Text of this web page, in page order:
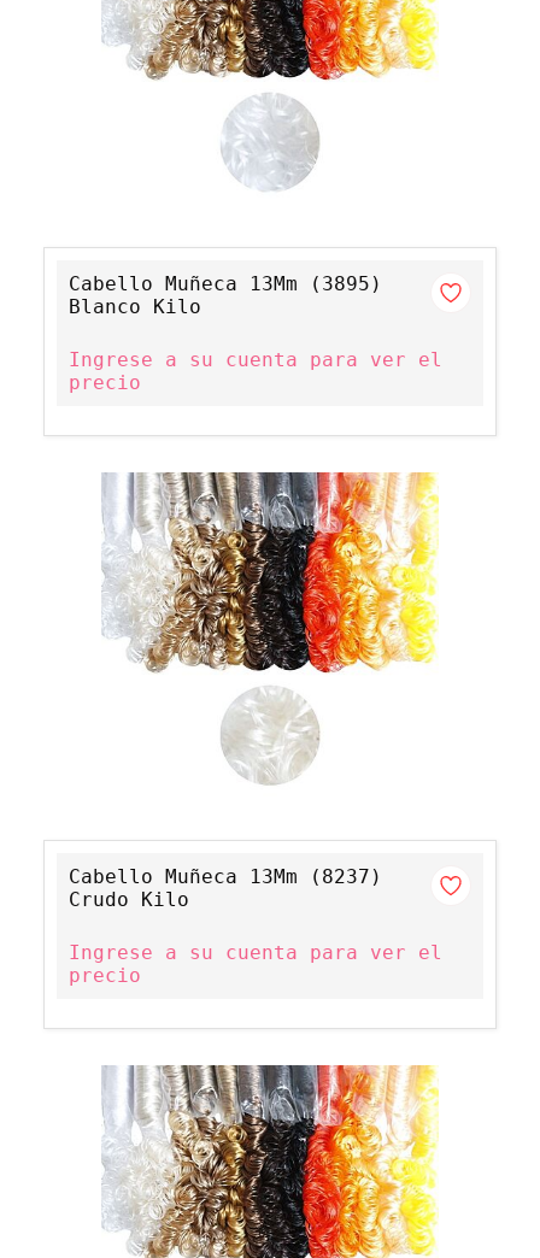
Cabello Muñeca 13Mm (3895)
Blanco Kilo
Ingrese a su cuenta para ver el
precio
Cabello Muñeca 13Mm (8237)
Crudo Kilo
Ingrese a su cuenta para ver el
precio